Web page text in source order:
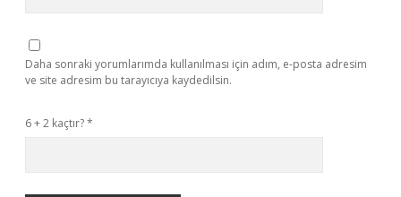
Daha sonraki yorumlarımda kullanılması için adım, e-posta adresim
ve site adresim bu tarayıcıya kaydedilsin.
6 + 2 kaçtır?*